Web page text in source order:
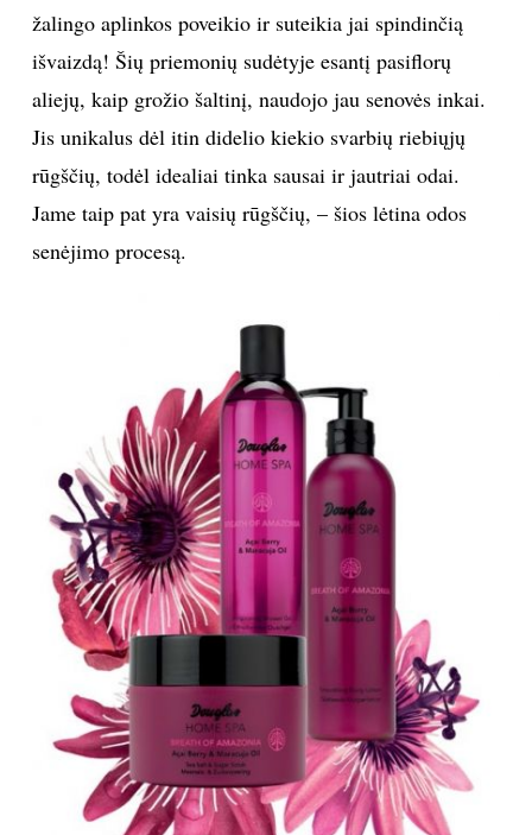
žalingo aplinkos poveikio ir suteikia jai spindinčią
išvaizdą! Šių priemonių sudėtyje esantį pasiflorų
aliejų, kaip grožio šaltinį, naudojo jau senovės inkai.
Jis unikalus dėl itin didelio kiekio svarbių riebiųjų
rūgščių, todėl idealiai tinka sausai ir jautriai odai.
Jame taip pat yra vaisių rūgščių, – šios lėtina odos
senėjimo procesą.